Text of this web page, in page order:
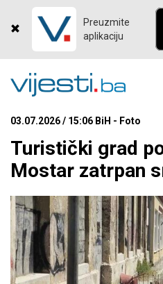
Preuzmite
aplikaciju
03.07.2026 / 15:06 BiH - Foto
Turistički grad
Mostar zatrpan